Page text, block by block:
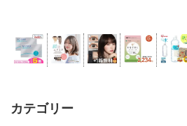
カテゴリー